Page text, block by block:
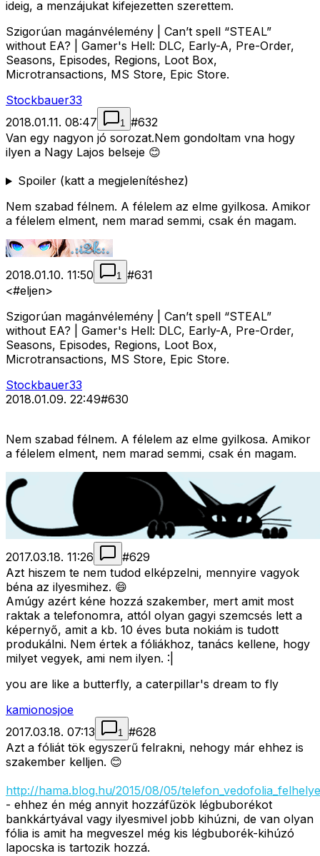
ideig, a menzájukat kifejezetten szerettem.
Szigorúan magánvélemény | Can’t spell “STEAL”
without EA? | Gamer's Hell: DLC, Early-A, Pre-Order,
Seasons, Episodes, Regions, Loot Box,
Microtransactions, MS Store, Epic Store.
Stockbauer33
2018.01.11. 08:47
1 #632
Van egy nagyon jó sorozat.Nem gondoltam vna hogy
ilyen a Nagy Lajos belseje 😊
Spoiler (katt a megjelenítéshez)
Nem szabad félnem. A félelem az elme gyilkosa. Amikor
a félelem elment, nem marad semmi, csak én magam.
2018.01.10. 11:50 1 #631
<#eljen>
Szigorúan magánvélemény | Can’t spell “STEAL”
without EA? | Gamer's Hell: DLC, Early-A, Pre-Order,
Seasons, Episodes, Regions, Loot Box,
Microtransactions, MS Store, Epic Store.
Stockbauer33
2018.01.09. 22:49#630
Nem szabad félnem. A félelem az elme gyilkosa. Amikor
a félelem elment, nem marad semmi, csak én magam.
2017.03.18. 11:26 #629
Azt hiszem te nem tudod elképzelni, mennyire vagyok
béna az ilyesmihez. 😄
Amúgy azért kéne hozzá szakember, mert amit most
raktak a telefonomra, attól olyan gagyi szemcsés lett a
képernyő, amit a kb. 10 éves buta nokiám is tudott
produkálni. Nem értek a fóliákhoz, tanács kellene, hogy
milyet vegyek, ami nem ilyen. :|
you are like a butterfly, a caterpillar's dream to fly
kamionosjoe
2017.03.18. 07:13
1 #628
Azt a fóliát tök egyszerű felrakni, nehogy már ehhez is
szakember kelljen. 😊
http://hama.blog.hu/2015/08/05/
- ehhez én még annyit hozzáfűzök légbuborékot
bankkártyával vagy ilyesmivel jobb kihúzni, de van olyan
fólia is amit ha megveszel még kis légbuborék-kihúzó
lapocska is tartozik hozzá.